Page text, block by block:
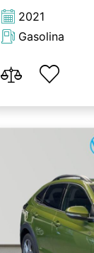
2021
Gasolina